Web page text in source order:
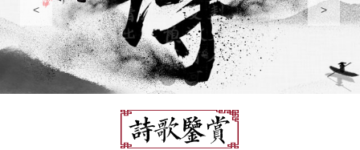
< >